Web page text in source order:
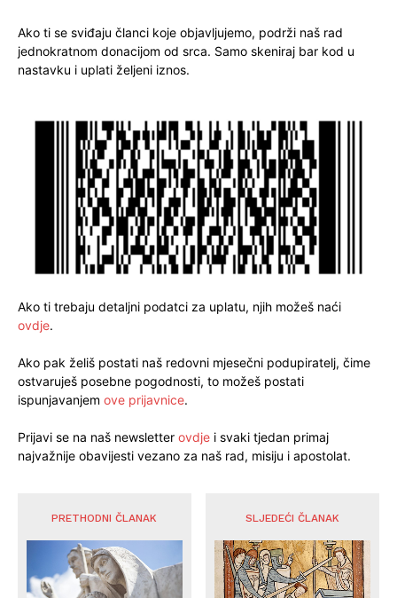
Ako ti se sviđaju članci koje objavljujemo, podrži naš rad
jednokratnom donacijom od srca. Samo skeniraj bar kod u
nastavku i uplati željeni iznos.
Ako ti trebaju detaljni podatci za uplatu, njih možeš naći
ovdje.
Ako pak želiš postati naš redovni mjesečni podupiratelj, čime
ostvaruješ posebne pogodnosti, to možeš postati
ispunjavanjem ove prijavnice.
Prijavi se na naš newsletter ovdje i svaki tjedan primaj
najvažnije obavijesti vezano za naš rad, misiju i apostolat.
PRETHODNI ČLANAK SLJEDEĆI ČLANAK